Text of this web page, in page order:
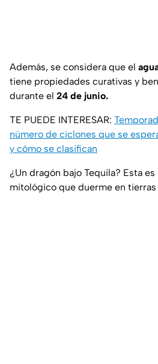
Además, se considera que el
tiene propiedades curativas y
durante el 24 de junio.
TE PUEDE INTERESAR:
número de ciclones que se
y cómo se clasifican
¿Un dragón bajo Tequila? Esta
mitológico que duerme en